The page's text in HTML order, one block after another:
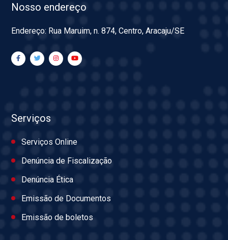
Nosso endereço
Endereço: Rua Maruim, n. 874, Centro, Aracaju/SE
Serviços
Serviços Online
Denúncia de Fiscalização
Denúncia Ética
Emissão de Documentos
Emissão de boletos